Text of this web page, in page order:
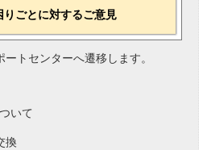
りごとに対するご意見
トセンターへ遷移します。
いて
換